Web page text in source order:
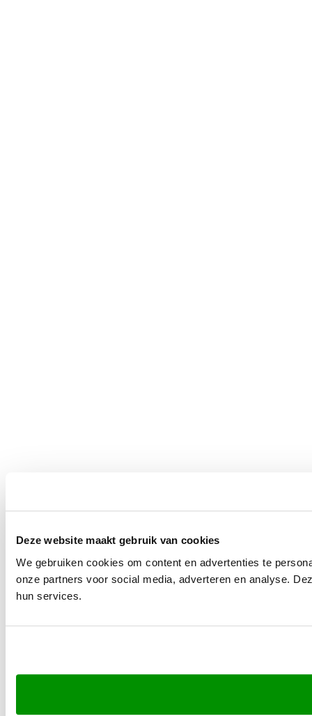
Deze website maakt gebruik van cookies
We gebruiken cookies om content en advertenties te
onze partners voor social media, adverteren en analyse.
hun services.